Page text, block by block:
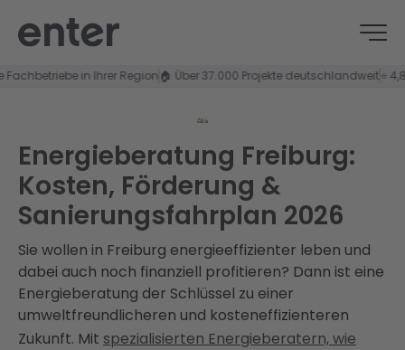
in Ihrer Region🏠 Über 37.000 Projekte deutschlandweit⭐ 4,8/5
Energieberatung Freiburg:
Kosten, Förderung &
Sanierungsfahrplan 2026
Sie wollen in Freiburg energieeffizienter leben und
dabei auch noch finanziell profitieren? Dann ist eine
Energieberatung der Schlüssel zu einer
umweltfreundlicheren und kosteneffizienteren
Zukunft. Mit spezialisierten Energieberatern, wie